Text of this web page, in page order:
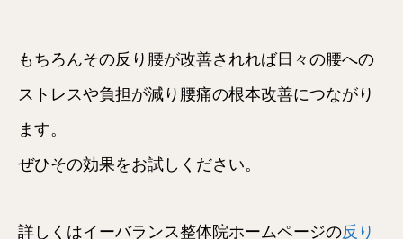
もちろんその反り腰が改善されれば日々の腰への
ストレスや負担が減り腰痛の根本改善につながり
ます。
ぜひその効果をお試しください。
詳しくはイーバランス整体院ホームページの反り